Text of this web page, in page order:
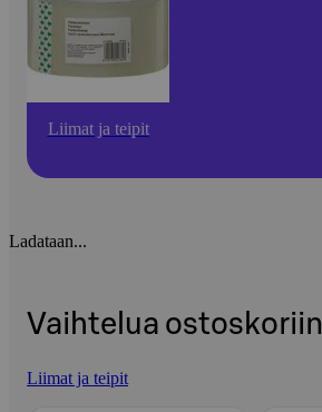
Liimat ja teipit
Ladataan...
Vaihtelua ostoskoriin
Liimat ja teipit